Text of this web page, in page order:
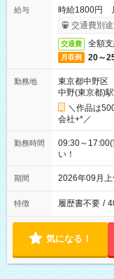
給与
時給1800円
交通費別
交通費 全額
月収例 20～
勤務地
東京都中野区
中野(東京都)
＼作品は
会社+*／
勤務時間
09:30～
い！
期間 2026年09月
特徴 履歴書不要 /
気になる！